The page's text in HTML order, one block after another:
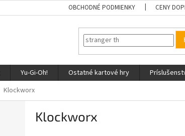
OBCHODNÉ PODMIENKY CENY
Yu-Gi-Oh! Ostatné kartové hry
Klockworx
Klockworx